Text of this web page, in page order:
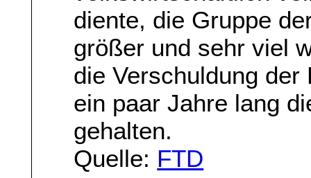
diente, die Gruppe
größer und sehr viel
die Verschuldung
ein paar Jahre lang
gehalten.
Quelle: FTD